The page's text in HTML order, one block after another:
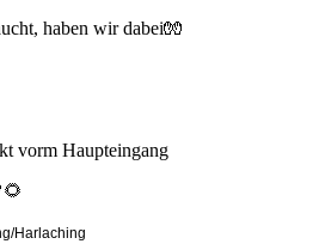
haben wir dabei🧤
vorm Haupteingang
Harlaching